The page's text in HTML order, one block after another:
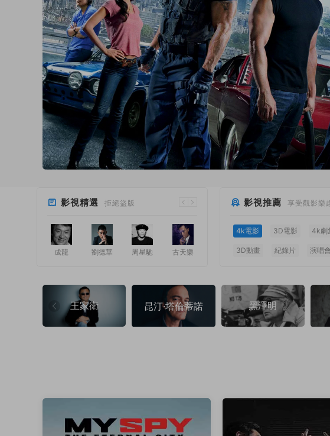
影視精選 拒絕盜版
成龍 劉德華 周星馳 古天樂
影視推薦 享受觀影樂
4k電影 3D電影 4k劇
3D動畫 紀錄片 演唱會
王家衛 昆汀·塔倫蒂諾 黑澤明